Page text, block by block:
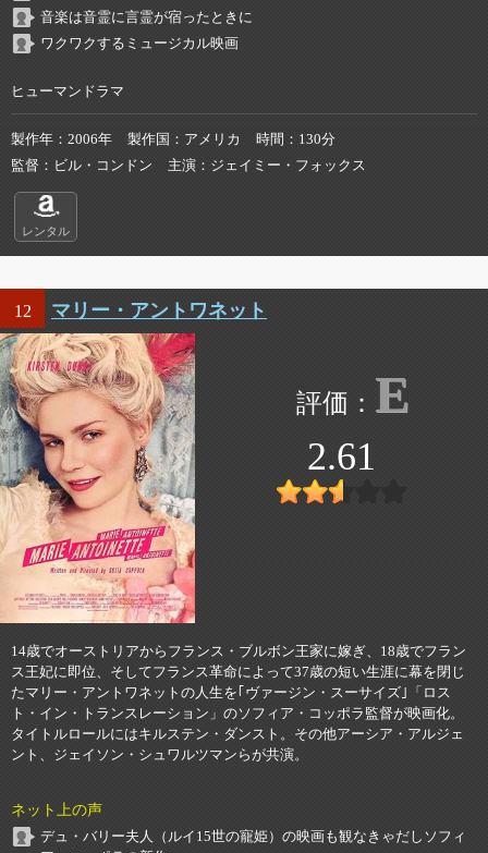
音楽は音霊に言霊が宿ったときに
ワクワクするミュージカル映画
ヒューマンドラマ
製作年 2006年 製作国 アメリカ 時間
130分
監督
ビル・コンドン 主演 ジェイミー・フォックス
レンタル
12 マリー・アントワネット
E
2.61
14歳でオーストリアからフランス・ブルボン王家に嫁ぎ、18歳でフラン
ス王妃に即位、そしてフランス革命によって37歳の短い生涯に幕を閉じ
たマリー・アントワネットの人生を｢ヴァージン・スーサイズ｣「ロス
ト・イン・トランスレーション」のソフィア・コッポラ監督が映画化。
タイトルロールにはキルステン・ダンスト。その他アーシア・アルジェ
ント、ジェイソン・シュワルツマンらが共演。
ネット上の声
デュ・バリー夫人（ルイ15世の寵姫）の映画も観なきゃだしソフィ